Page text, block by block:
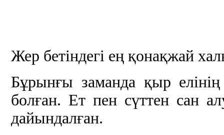
Жер бетіндегі ең қонақжай
Бұрынғы заманда қыр
болған. Ет пен сүттен сан
дайындалған.